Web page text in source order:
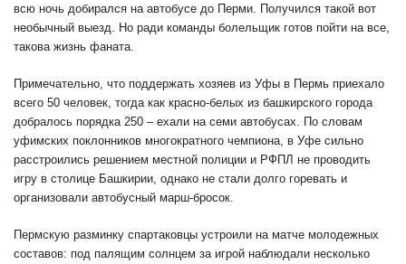
всю ночь добирался на автобусе до Перми. Получился такой вот
необычный выезд. Но ради команды болельщик готов пойти на все,
такова жизнь фаната.
Примечательно, что поддержать хозяев из Уфы в Пермь приехало
всего 50 человек, тогда как красно-белых из башкирского города
добралось порядка 250 – ехали на семи автобусах. По словам
уфимских поклонников многократного чемпиона, в Уфе сильно
расстроились решением местной полиции и РФПЛ не проводить
игру в столице Башкирии, однако не стали долго горевать и
организовали автобусный марш-бросок.
Пермскую разминку спартаковцы устроили на матче молодежных
составов: под палящим солнцем за игрой наблюдали несколько